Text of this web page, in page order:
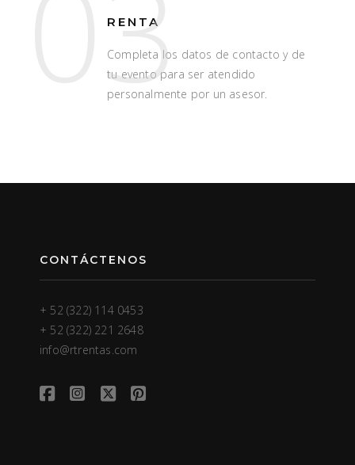
RENTA
Completa los datos de contacto y de
tu evento para ser atendido
personalmente por un asesor.
CONTÁCTENOS
+ 52 (322) 114 0453
+ 52 (322) 221 2648
info@rtrentas.com